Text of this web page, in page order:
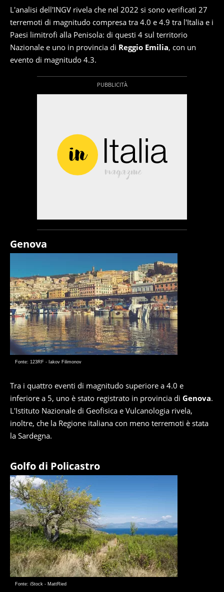
L'analisi dell'INGV rivela che nel 2022 si sono verificati 27
terremoti di magnitudo compresa tra 4.0 e 4.9 tra l'Italia e i
Paesi limitrofi alla Penisola: di questi 4 sul territorio
Nazionale e uno in provincia di Reggio Emilia, con un
evento di magnitudo 4.3.
Genova
Fonte: 123RF - Iakov Filimonov
Tra i quattro eventi di magnitudo superiore a 4.0 e
inferiore a 5, uno è stato registrato in provincia di Genova.
L'Istituto Nazionale di Geofisica e Vulcanologia rivela,
inoltre, che la Regione italiana con meno terremoti è stata
la Sardegna.
Golfo di Policastro
Fonte: iStock - MattRied